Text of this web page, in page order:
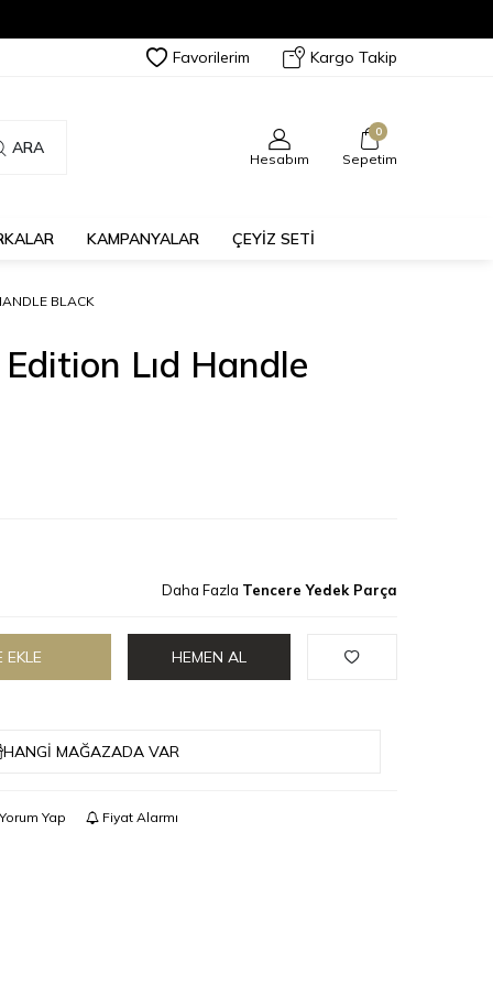
Favorilerim Kargo Takip
ARA
Hesabım
0
Sepetim
KAMPANYALAR ÇEYİZ SETİ
BLACK
Lıd Handle
Daha Fazla Tencere Yedek Parça
EKLE HEMEN AL
HANGI MAĞAZADA VAR
Yorum Yap Fiyat Alarmı